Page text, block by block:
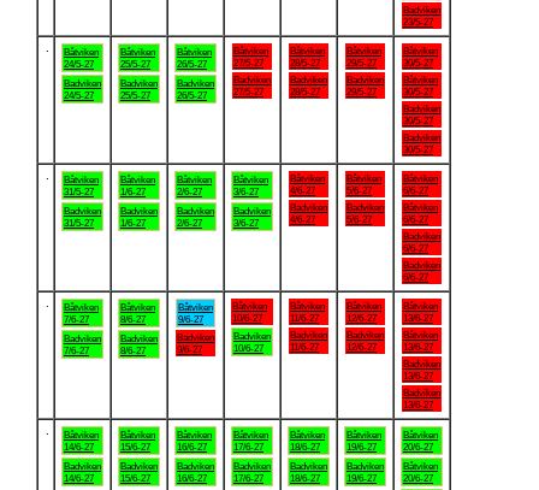
Badviken
23/5-27
Båtviken
24/5-27
Badviken
24/5-27
Båtviken
25/5-27
Badviken
25/5-27
Båtviken
26/5-27
Badviken
26/5-27
Båtviken
27/5-27
Badviken
27/5-27
Båtviken
28/5-27
Badviken
28/5-27
Båtviken
29/5-27
Badviken
29/5-27
Båtviken
30/5-27
Båtviken
30/5-27
Badviken
30/5-27
Badviken
30/5-27
Båtviken
31/5-27
Badviken
31/5-27
Båtviken
1/6-27
Badviken
1/6-27
Båtviken
2/6-27
Badviken
2/6-27
Båtviken
3/6-27
Badviken
3/6-27
Båtviken
4/6-27
Badviken
4/6-27
Båtviken
5/6-27
Badviken
5/6-27
Båtviken
6/6-27
Båtviken
6/6-27
Badviken
6/6-27
Badviken
6/6-27
Båtviken
7/6-27
Badviken
7/6-27
Båtviken
8/6-27
Badviken
8/6-27
Båtviken
9/6-27
Badviken
9/6-27
Båtviken
10/6-27
Badviken
10/6-27
Båtviken
11/6-27
Badviken
11/6-27
Båtviken
12/6-27
Badviken
12/6-27
Båtviken
13/6-27
Båtviken
13/6-27
Badviken
13/6-27
Badviken
13/6-27
Båtviken
14/6-27
Badviken
14/6-27
Båtviken
15/6-27
Badviken
15/6-27
Båtviken
16/6-27
Badviken
16/6-27
Båtviken
17/6-27
Badviken
17/6-27
Båtviken
18/6-27
Badviken
18/6-27
Båtviken
19/6-27
Badviken
19/6-27
Båtviken
20/6-27
Båtviken
20/6-27